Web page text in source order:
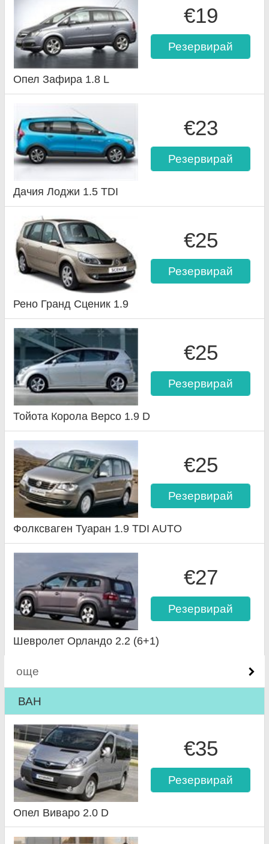
€19
Резервирай
Опел Зафира 1.8 L
€23
Резервирай
Дачия Лоджи 1.5 TDI
€25
Резервирай
Рено Гранд Сценик 1.9
€25
Резервирай
Тойота Корола Версо 1.9 D
€25
Резервирай
Фолксваген Туаран 1.9 TDI AUTO
€27
Резервирай
Шевролет Орландо 2.2 (6+1)
още
ВАН
€35
Резервирай
Опел Виваро 2.0 D